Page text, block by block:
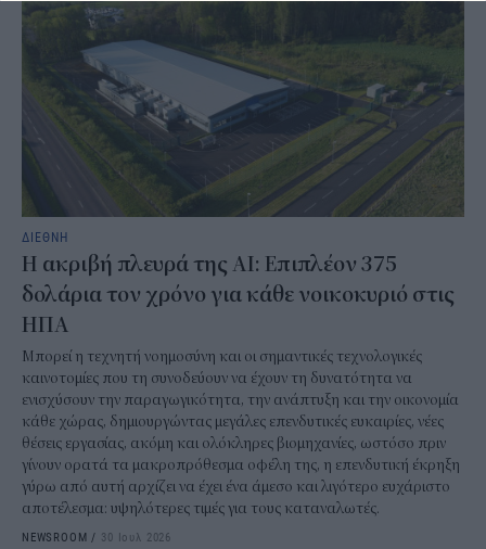
ΔΙΕΘΝΗ
Η ακριβή πλευρά της AI: Επιπλέον 375
δολάρια τον χρόνο για κάθε νοικοκυριό στις
ΗΠΑ
Μπορεί η τεχνητή νοημοσύνη και οι σημαντικές τεχνολογικές
καινοτομίες που τη συνοδεύουν να έχουν τη δυνατότητα να
ενισχύσουν την παραγωγικότητα, την ανάπτυξη και την οικονομία
κάθε χώρας, δημιουργώντας μεγάλες επενδυτικές ευκαιρίες, νέες
θέσεις εργασίας, ακόμη και ολόκληρες βιομηχανίες, ωστόσο πριν
γίνουν ορατά τα μακροπρόθεσμα οφέλη της, η επενδυτική έκρηξη
γύρω από αυτή αρχίζει να έχει ένα άμεσο και λιγότερο ευχάριστο
αποτέλεσμα: υψηλότερες τιμές για τους καταναλωτές.
NEWSROOM / 30 Ιουλ 2026